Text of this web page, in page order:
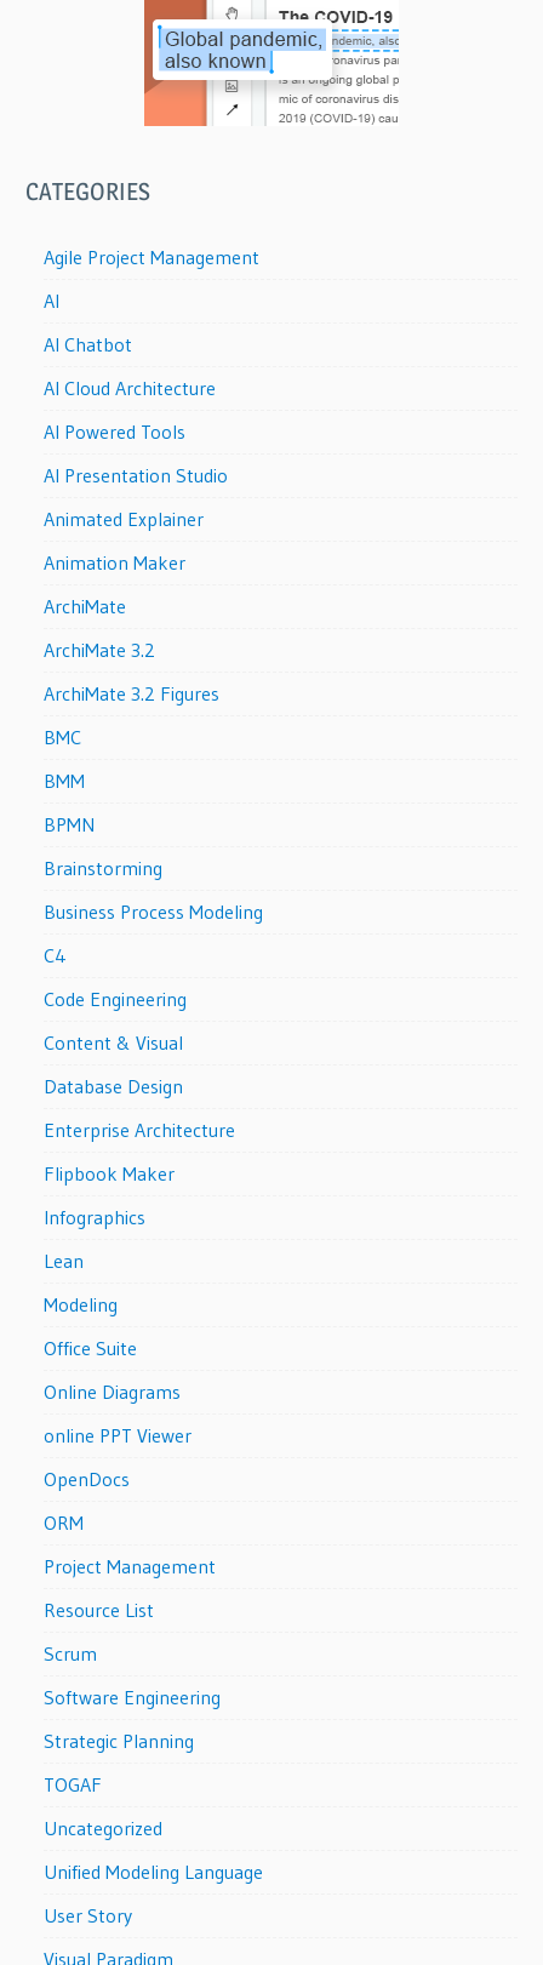
CATEGORIES
Agile Project Management
AI
AI Chatbot
AI Cloud Architecture
AI Powered Tools
AI Presentation Studio
Animated Explainer
Animation Maker
ArchiMate
ArchiMate 3.2
ArchiMate 3.2 Figures
BMC
BMM
BPMN
Brainstorming
Business Process Modeling
C4
Code Engineering
Content & Visual
Database Design
Enterprise Architecture
Flipbook Maker
Infographics
Lean
Modeling
Office Suite
Online Diagrams
online PPT Viewer
OpenDocs
ORM
Project Management
Resource List
Scrum
Software Engineering
Strategic Planning
TOGAF
Uncategorized
Unified Modeling Language
User Story
Visual Paradigm